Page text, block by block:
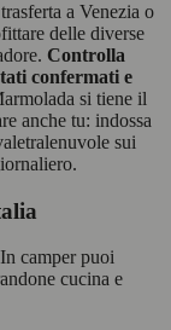
a Venezia o
delle diverse
Controlla
confermati e
si tiene il
anche tu: indossa
sui
camper puoi
cucina e